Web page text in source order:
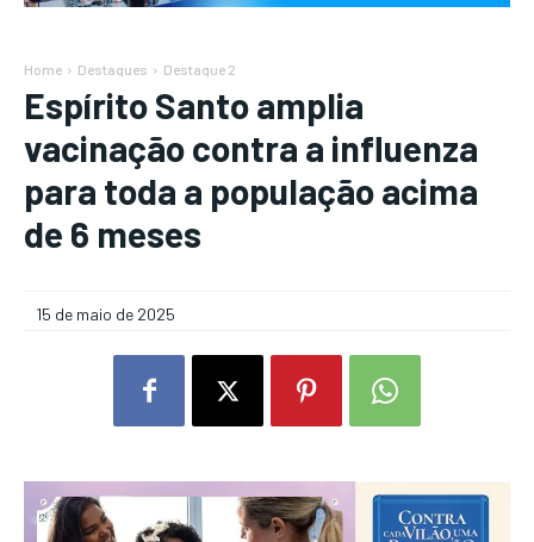
Home Destaques Destaque 2
Espírito Santo amplia
vacinação contra a influenza
para toda a população acima
de 6 meses
15 de maio de 2025